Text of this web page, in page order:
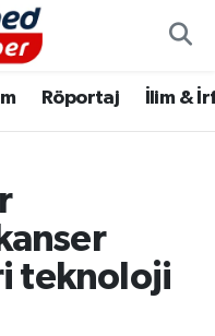
Röportaj İlim &
teknoloji
Haritası
Fikstür